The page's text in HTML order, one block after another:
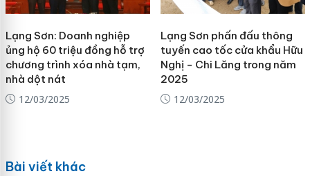
Lạng Sơn: Doanh nghiệp
ủng hộ 60 triệu đồng hỗ trợ
chương trình xóa nhà tạm,
nhà dột nát
12/03/2025
Lạng Sơn phấn đấu thông
tuyến cao tốc cửa khẩu Hữu
Nghị - Chi Lăng trong năm
2025
12/03/2025
Bài viết khác